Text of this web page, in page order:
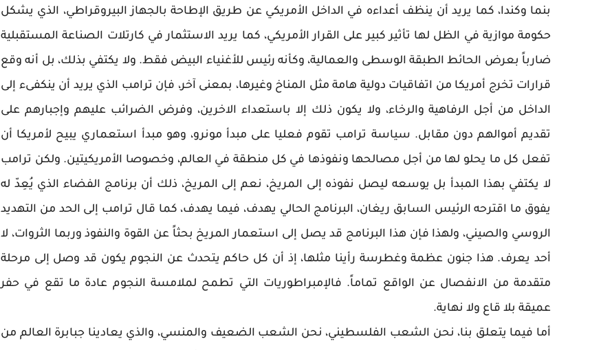
بنما وكندا، كما يريد أن ينظف أعداءه في الداخل الأمريكي عن طريق الإطاحة بالجهاز البيروقراطي، الذي يشكل
حكومة موازية في الظل لها تأثير كبير على القرار الأمريكي، كما يريد الاستثمار في كارتلات الصناعة المستقبلية
ضارباً بعرض الحائط الطبقة الوسطى والعمالية، وكأنه رئيس للأغنياء البيض فقط. ولا يكتفي بذلك، بل أنه وقع
قرارات تخرج أمريكا من اتفاقيات دولية هامة مثل المناخ وغيرها، بمعنى آخر، فإن ترامب الذي يريد أن ينكفىء إلى
الداخل من أجل الرفاهية والرخاء، ولا يكون ذلك إلا باستعداء الاخرين، وفرض الضرائب عليهم وإجبارهم على
تقديم أموالهم دون مقابل. سياسة ترامب تقوم فعليا على مبدأ مونرو، وهو مبدأ استعماري يبيح لأمريكا أن
تفعل كل ما يحلو لها من أجل مصالحها ونفوذها في كل منطقة في العالم، وخصوصا الأمريكيتين. ولكن ترامب
لا يكتفي بهذا المبدأ بل يوسعه ليصل نفوذه إلى المريخ، نعم إلى المريخ، ذلك أن برنامج الفضاء الذي يُعِدّ له
يفوق ما اقترحه الرئيس السابق ريغان، البرنامج الحالي يهدف، فيما يهدف، كما قال ترامب إلى الحد من التهديد
الروسي والصيني، ولهذا فإن هذا البرنامج قد يصل إلى استعمار المريخ بحثاً عن القوة والنفوذ وربما الثروات، لا
أحد يعرف. هذا جنون عظمة وغطرسة رأينا مثلها، إذ أن كل حاكم يتحدث عن النجوم يكون قد وصل إلى مرحلة
متقدمة من الانفصال عن الواقع تماماً. فالإمبراطوريات التي تطمح لملامسة النجوم عادة ما تقع في حفر
عميقة بلا قاع ولا نهاية.
أما فيما يتعلق بنا، نحن الشعب الفلسطيني، نحن الشعب الضعيف والمنسي، والذي يعادينا جبابرة العالم من